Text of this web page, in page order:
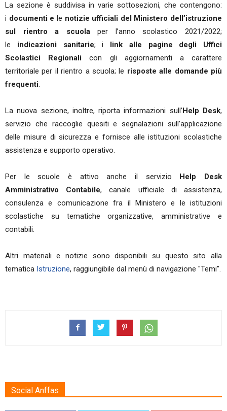
La sezione è suddivisa in varie sottosezioni, che contengono:
i documenti e le notizie ufficiali del Ministero dell’istruzione
sul rientro a scuolaper l’anno scolastico 2021/2022;
le indicazioni sanitarie; i link alle pagine degli Uffici
Scolastici Regionalicon gli aggiornamenti a carattere
territoriale per il rientro a scuola; le risposte alle domande più
frequenti.
La nuova sezione, inoltre, riporta informazioni sull’Help Desk,
servizio che raccoglie quesiti e segnalazioni sull’applicazione
delle misure di sicurezza e fornisce alle istituzioni scolastiche
assistenza e supporto operativo.
Per le scuole è attivo anche il servizio Help Desk
Amministrativo Contabile, canale ufficiale di assistenza,
consulenza e comunicazione fra il Ministero e le istituzioni
scolastiche su tematiche organizzative, amministrative e
contabili.
Altri materiali e notizie sono disponibili su questo sito alla
tematica Istruzione, raggiungibile dal menù di navigazione "Temi".
Social Anffas